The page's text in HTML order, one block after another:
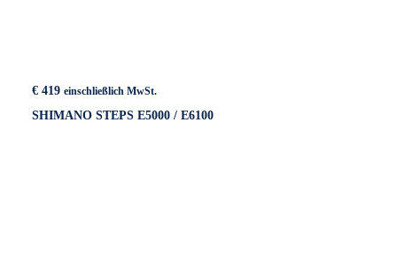
€ 419 einschließlich MwSt.
SHIMANO STEPS E5000 / E6100